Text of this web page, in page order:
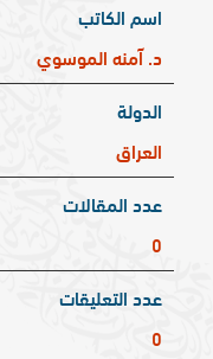
اسم الكاتب
د. آمنه الموسوي
الدولة
العراق
عدد المقالات
0
عدد التعليقات
0